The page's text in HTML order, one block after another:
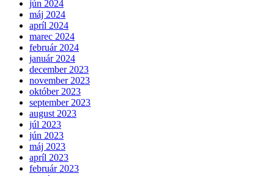
jún 2024
máj 2024
apríl 2024
marec 2024
február 2024
január 2024
december 2023
november 2023
október 2023
september 2023
august 2023
júl 2023
jún 2023
máj 2023
apríl 2023
február 2023